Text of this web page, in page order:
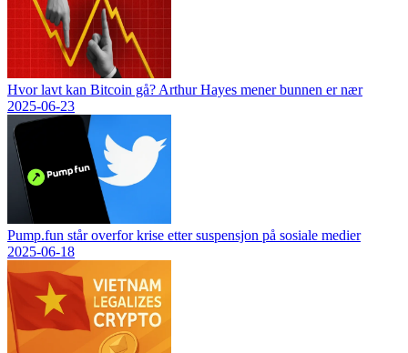
Hvor lavt kan Bitcoin gå? Arthur Hayes mener bunnen er nær
2025-06-23
Pump.fun står overfor krise etter suspensjon på sosiale medier
2025-06-18